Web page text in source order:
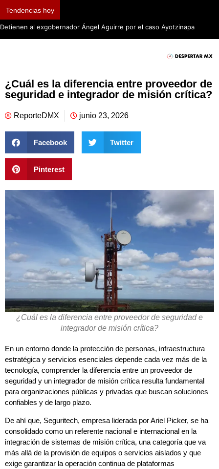
Tendencias hoy
Detienen al exgobernador Ángel Aguirre por el caso Ayotzinapa
¿Cuál es la diferencia entre proveedor de
seguridad e integrador de misión crítica?
ReporteDMX junio 23, 2026
Facebook Twitter
Pinterest
¿Cuál es la diferencia entre proveedor de seguridad e
integrador de misión crítica?
En un entorno donde la protección de personas, infraestructura
estratégica y servicios esenciales depende cada vez más de la
tecnología, comprender la diferencia entre un proveedor de
seguridad y un integrador de misión crítica resulta fundamental
para organizaciones públicas y privadas que buscan soluciones
confiables y de largo plazo.
De ahí que, Seguritech, empresa liderada por Ariel Picker, se ha
consolidado como un referente nacional e internacional en la
integración de sistemas de misión crítica, una categoría que va
más allá de la provisión de equipos o servicios aislados y que
exige garantizar la operación continua de plataformas